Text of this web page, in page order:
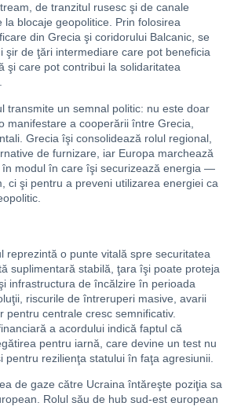
de tranzitul rusesc şi de canale
la blocaje geopolitice. Prin folosirea
din Grecia şi coridorului Balcanic, se
şir de ţări intermediare care pot beneficia
şi care pot contribui la solidaritatea
transmite un semnal politic: nu este doar
manifestare a cooperării între Grecia,
Grecia îşi consolidează rolul regional,
de furnizare, iar Europa marchează
în modul în care îşi securizează energia —
ci şi pentru a preveni utilizarea energiei ca
reprezintă o punte vitală spre securitatea
suplimentară stabilă, ţara îşi poate proteja
infrastructura de încălzire în perioada
riscurile de întreruperi masive, avarii
pentru centrale cresc semnificativ.
a acordului indică faptul că
pentru iarnă, care devine un test nu
pentru rezilienţa statului în faţa agresiunii.
de gaze către Ucraina întăreşte poziţia sa
Rolul său de hub sud-est european